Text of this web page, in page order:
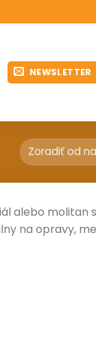
NEWSLETTER
alebo molitan
na opravy,